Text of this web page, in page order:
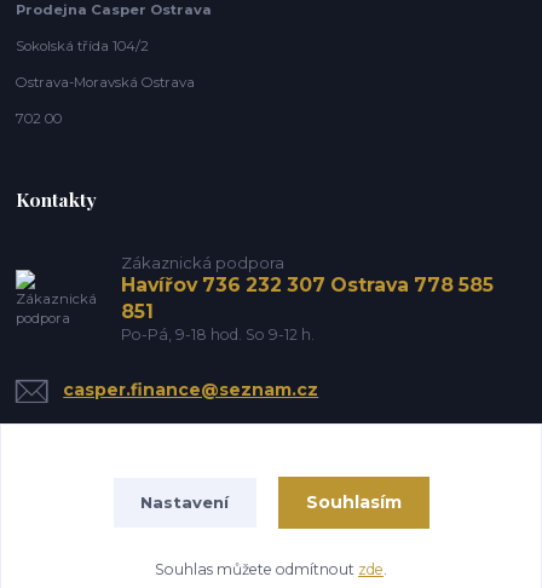
Prodejna Casper Ostrava
Sokolská třída 104/2
Ostrava-Moravská Ostrava
702 00
Kontakty
Zákaznická podpora
Havířov 736 232 307 Ostrava 778 585
851
Po-Pá, 9-18 hod. So 9-12 h.
casper.finance@seznam.cz
Vytvořeno na Eshop-rychle.cz
Nastavení Souhlasím
Souhlas můžete odmítnout zde